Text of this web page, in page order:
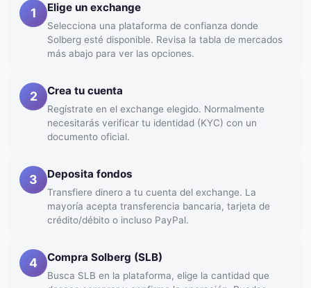
1 Elige un exchange
Selecciona una plataforma de confianza donde
Solberg esté disponible. Revisa la tabla de mercados
más abajo para ver las opciones.
2 Crea tu cuenta
Regístrate en el exchange elegido. Normalmente
necesitarás verificar tu identidad (KYC) con un
documento oficial.
3 Deposita fondos
Transfiere dinero a tu cuenta del exchange. La
mayoría acepta transferencia bancaria, tarjeta de
crédito/débito o incluso PayPal.
4 Compra Solberg (SLB)
Busca SLB en la plataforma, elige la cantidad que